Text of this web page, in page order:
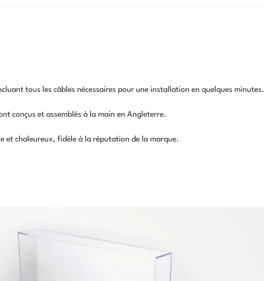
tous les câbles nécessaires pour une installation en quelques minutes.
conçus et assemblés à la main en Angleterre.
et chaleureux, fidèle à la réputation de la marque.